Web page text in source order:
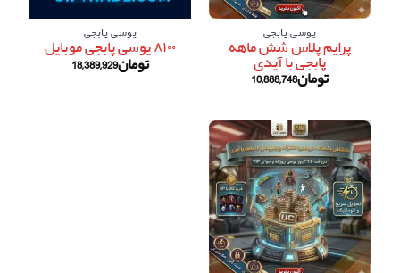
یوسی پابجی
پرایم پلاس شش ماهه
پابجی با آیدی
تومان10,888,748
یوسی پابجی
۸۱۰۰ یوسی پابجی موبایل
تومان18,389,929